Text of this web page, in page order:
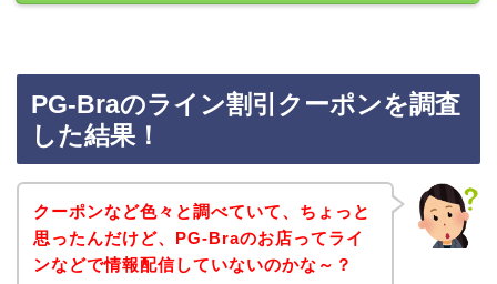
PG-Braのライン割引クーポンを調査
した結果！
クーポンなど色々と調べていて、ちょっと
思ったんだけど、PG-Braのお店ってライ
ンなどで情報配信していないのかな～？